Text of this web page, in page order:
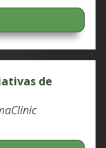
de